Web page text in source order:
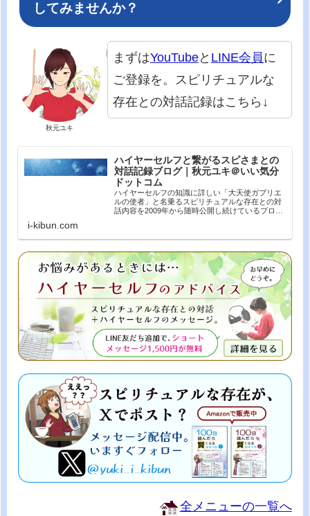
してみませんか？
秋元ユキ
まずはYouTubeと LINE会員に
ご登録を。スピリチュアルな
存在との対話記録はこちら↓
ハイヤーセルフと繋がるスピさまとの
対話記録ブログ｜秋元ユキ＠いい気分
ドットコム
ハイヤーセルフの知識に詳しい「大天使ガブリエ
ルの使者」と名乗るスピリチュアルな存在との対
話内容を2009年から随時公開し続けているブログ
んが」も好評連載...
i-kibun.com
全メニューの一覧へ